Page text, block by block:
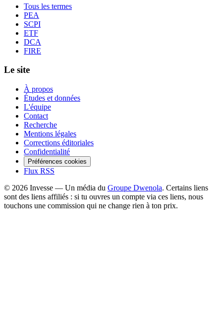
Tous les termes
PEA
SCPI
ETF
DCA
FIRE
Le site
À propos
Études et données
L'équipe
Contact
Recherche
Mentions légales
Corrections éditoriales
Confidentialité
Préférences cookies
Flux RSS
© 2026 Invesse — Un média du Groupe Dwenola. Certains liens
sont des liens affiliés : si tu ouvres un compte via ces liens, nous
touchons une commission qui ne change rien à ton prix.